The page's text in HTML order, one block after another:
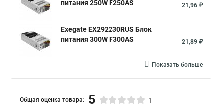
питания 250W F250AS
21,96 ₽
Exegate EX292230RUS Блок
питания 300W F300AS
21,89 ₽
Показать больше
Общая оценка товара: 5 1